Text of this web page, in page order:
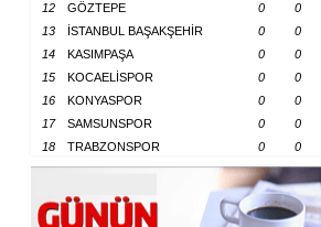
12
GÖZTEPE 0
0
13
İSTANBUL BAŞAKŞEHİR 0
0
14
KASIMPAŞA 0
0
15
KOCAELİSPOR 0
0
16
KONYASPOR 0
0
17
SAMSUNSPOR 0
0
18
TRABZONSPOR 0 0